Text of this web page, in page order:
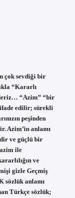
çok sevdiği bir
“Kararlı
“Azim” “bir
edilir; sürekli
peşinden
Azim’in anlamı
ve güçlü bir
ile
ve
gizle Geçmiş
sözlük anlamı
Türkçe sözlük;